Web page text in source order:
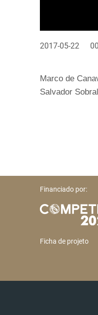
2017-05-22
Marco de
Salvador
Financiado por:
Ficha de projeto